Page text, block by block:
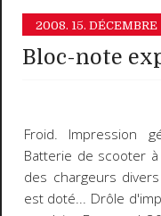
2008. 15. DÉCEMBRE
Bloc-note
Froid. Impression
Batterie de scooter
des chargeurs
est doté... Drôle